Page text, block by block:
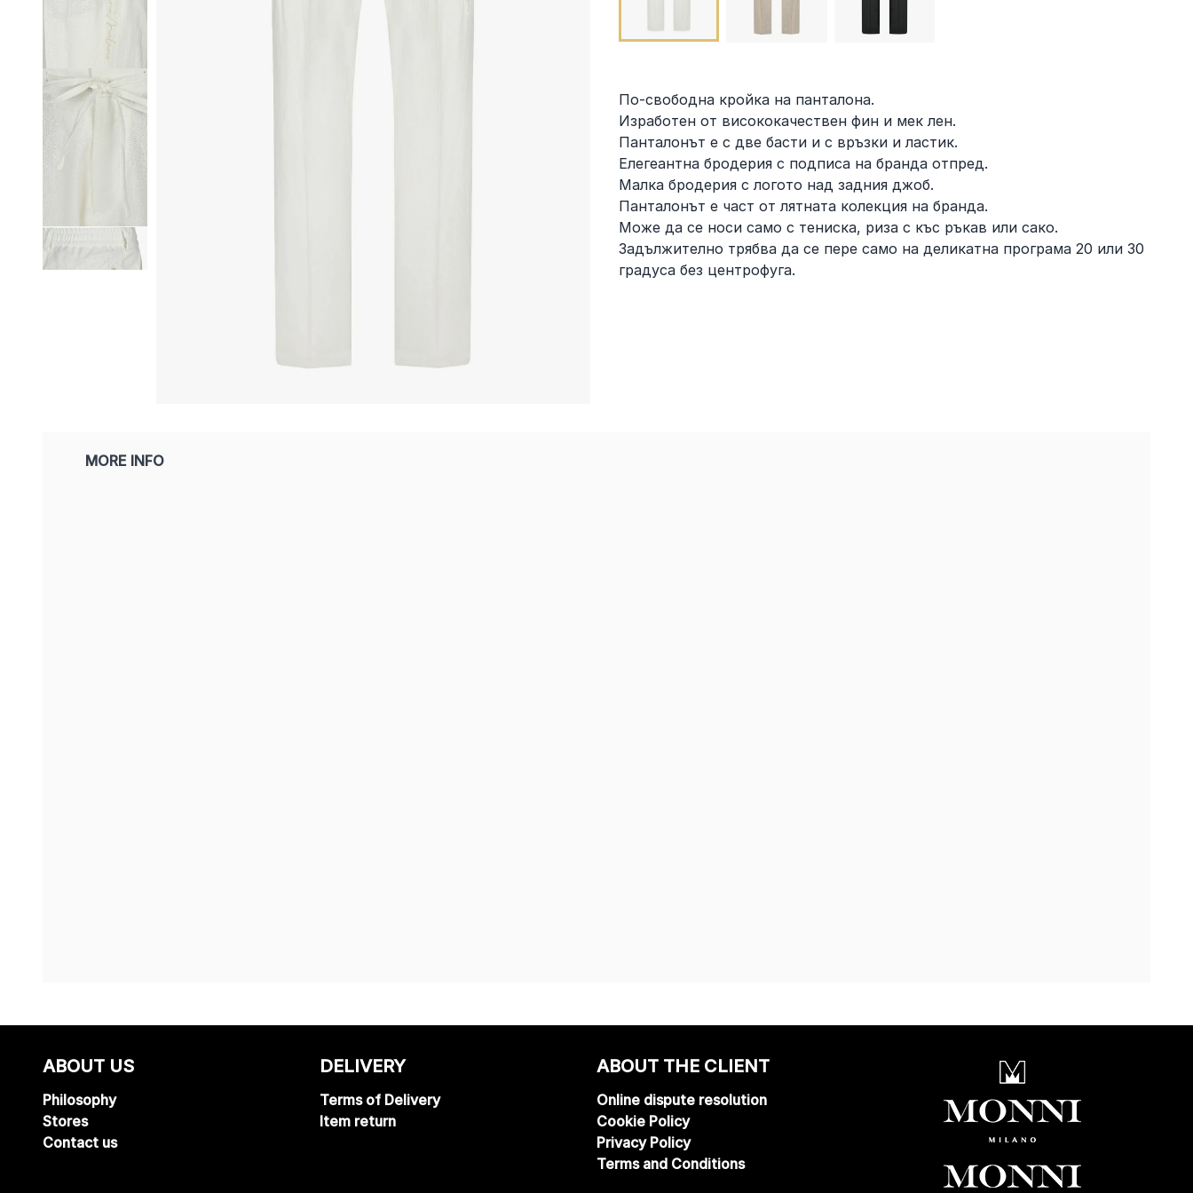
По-свободна кройка на панталона.
Изработен от висококачествен фин и мек лен.
Панталонът е с две басти и с връзки и ластик.
Елегеантна бродерия с подписа на бранда отпред.
Малка бродерия с логото над задния джоб.
Панталонът е част от лятната колекция на бранда.
Може да се носи само с тениска, риза с къс ръкав или сако.
Задължително трябва да се пере само на деликатна програма 20 или 30
градуса без центрофуга.
MORE INFO
ABOUT US
Philosophy
Stores
Contact us
DELIVERY
Terms of Delivery
Item return
ABOUT THE CLIENT
Online dispute resolution
Cookie Policy
Privacy Policy
Terms and Conditions